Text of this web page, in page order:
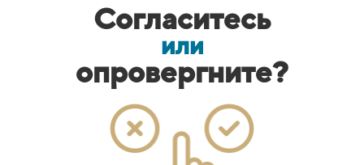
Согласитесь
или
опровергните?